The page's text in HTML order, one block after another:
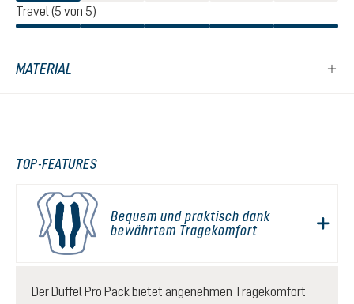
Travel (5 von 5)
MATERIAL
TOP-FEATURES
Bequem und praktisch dank
bewährtem Tragekomfort
Der Duffel Pro Pack bietet angenehmen Tragekomfort